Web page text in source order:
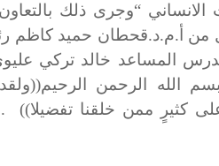
“وجرى ذلك بالتعاون
الموافق 12/5/2015 ، شارك فيها كل من
المساعد خالد تركي
الله الرحمن الرحيم))
كثيرٍ ممن خلقنا تفضيلا. ((